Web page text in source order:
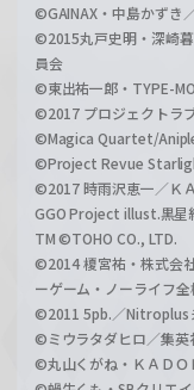
©GAINAX・中島かずき
©2015丸戸史明・深崎
員会
©東出祐一郎・TYPE-
©2017 プロジェクトラ
©Magica Quartet/
©Project Revue
©2017 時雨沢恵一／Ｋ
GGO Project illust.黒星
TM ©TOHO CO., LTD.
©2014 榎宮祐・株式会
ーゲーム・ノーライフ
©2011 5pb.／Nitroplus
©ミウラタダヒロ／集英
©丸山くがね・ＫＡＤＯ